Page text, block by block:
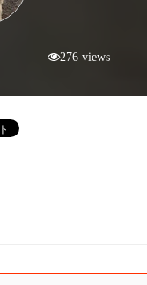
276 views